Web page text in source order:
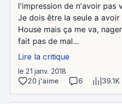
l'impression de n'avoir pas
Je dois être la seule a
House mais ça me va,
fait pas de mal...
Lire la critique
le 21 janv. 2018
20 j'aime
6 39.1K